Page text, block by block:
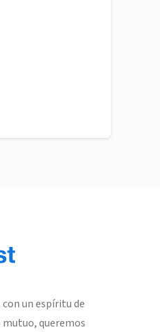
un espíritu de
queremos